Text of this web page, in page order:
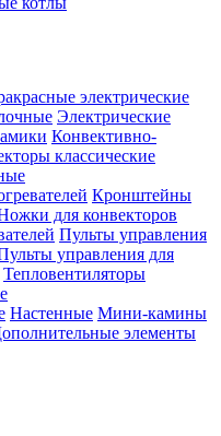
электрические
Электрические
Конвективно-
классические
Кронштейны
для конвекторов
Пульты управления
управления для
Тепловентиляторы
Настенные Мини-камины
элементы